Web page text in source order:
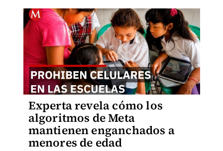
Experta revela cómo los
algoritmos de Meta
mantienen enganchados a
menores de edad